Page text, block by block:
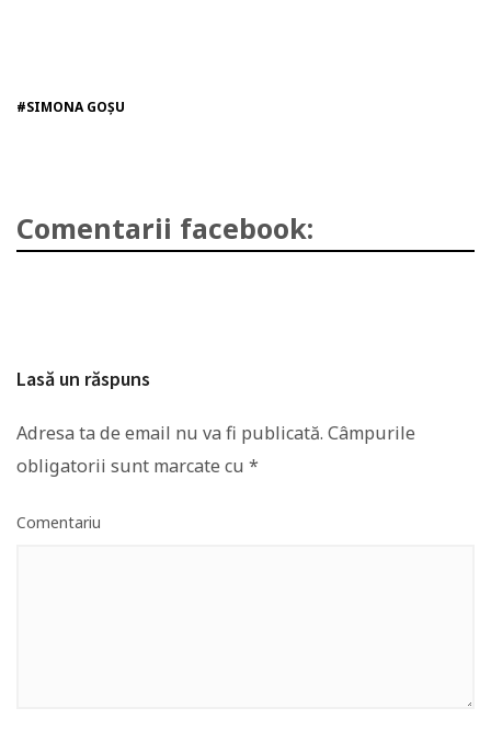
#SIMONA GOȘU
Comentarii facebook:
Lasă un răspuns
Adresa ta de email nu va fi publicată. Câmpurile
obligatorii sunt marcate cu *
Comentariu